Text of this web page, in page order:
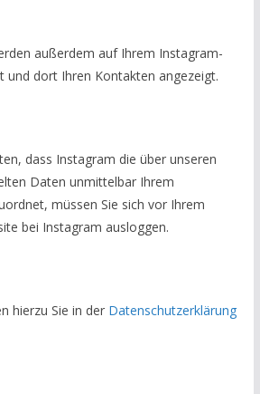
außerdem auf Ihrem Instagram-
und dort Ihren Kontakten angezeigt.
dass Instagram die über unseren
Daten unmittelbar Ihrem
müssen Sie sich vor Ihrem
bei Instagram ausloggen.
hierzu Sie in der Datenschutzerklärung